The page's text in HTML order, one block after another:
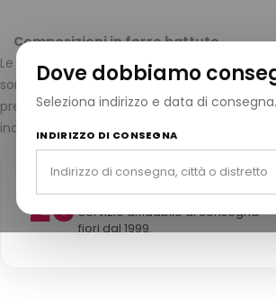
Dove dobbiamo
Seleziona indirizzo e data di
INDIRIZZO DI CONSEGNA
Composizioni in ferro battuto
Le composizioni floreali in ferro battuto
sono ideali per inaugurazioni, decorazioni
presentazione di alta qualità. Disponibili
indimenticabile.
2525 anni di esperienza
Servizio affidabile di consegna
fiori dal 1999.